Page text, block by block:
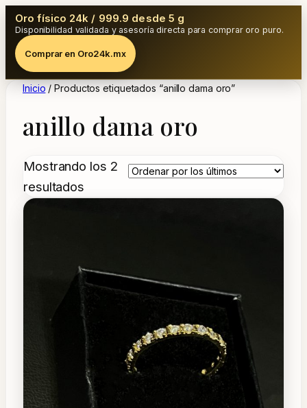
Oro físico 24k / 999.9 desde 5 g
Disponibilidad validada y asesoría directa para comprar oro puro.
Comprar en Oro24k.mx
Inicio / Productos etiquetados “anillo dama oro”
anillo dama oro
Mostrando los 2
resultados